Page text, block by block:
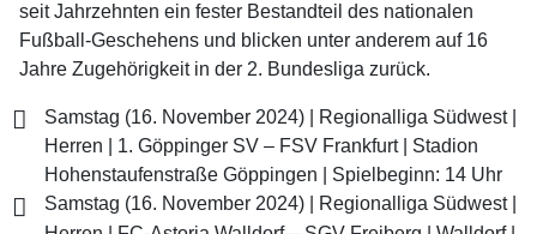
seit Jahrzehnten ein fester Bestandteil des nationalen
Fußball-Geschehens und blicken unter anderem auf 16
Jahre Zugehörigkeit in der 2. Bundesliga zurück.
Samstag (16. November 2024) | Regionalliga Südwest |
Herren | 1. Göppinger SV – FSV Frankfurt | Stadion
Hohenstaufenstraße Göppingen | Spielbeginn: 14 Uhr
Samstag (16. November 2024) | Regionalliga Südwest |